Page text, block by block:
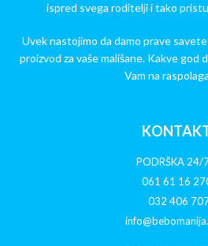
ispred svega roditelji i tako
Uvek nastojimo da damo prave
proizvod za vaše mališane. Kakve god
Vam na
PODRŠKA 24/
061 61 16
032 406